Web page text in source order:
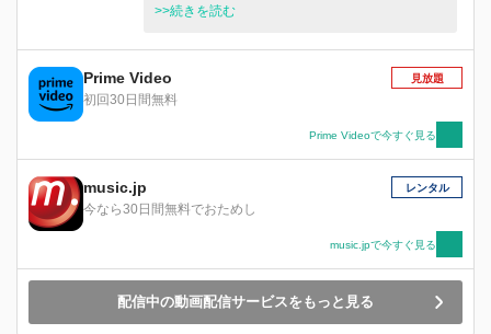
れ復讐を誓う少女「凜」と出会う。凜は万次に、
めは断る万次だが、凜に亡くした妹の面影を見
た。一人では危うい凜の姿に、仕方なく手を貸す
ことに決める。しかし凜の仇は、剣の道を極めん
ら追いつめる凄絶な死闘の始まりを意味してい
た。
>>続きを読む
Prime Video
初回30日間無料
見放題
Prime Videoで今すぐ見る
music.jp
今なら30日間無料でおためし
レンタル
music.jpで今すぐ見る
配信中の動画配信サービスをもっと見る